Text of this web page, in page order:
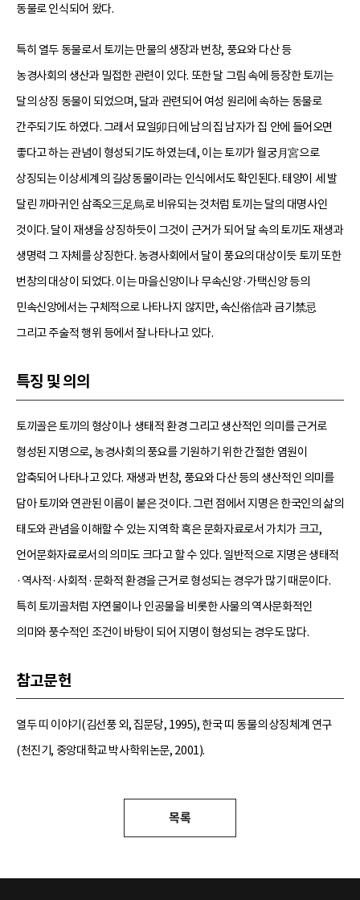
동물로 인식되어 왔다.
특히 열두 동물로서 토끼는 만물의 생장과 번창, 풍요와 다산 등
농경사회의 생산과 밀접한 관련이 있다. 또한 달 그림 속에 등장한 토끼는
달의 상징 동물이 되었으며, 달과 관련되어 여성 원리에 속하는 동물로
간주되기도 하였다. 그래서 묘일卯日에 남의 집 남자가 집 안에 들어오면
좋다고 하는 관념이 형성되기도 하였는데, 이는 토끼가 월궁月宮으로
상징되는 이상세계의 길상동물이라는 인식에서도 확인된다. 태양이 세 발
달린 까마귀인 삼족오三足烏로 비유되는 것처럼 토끼는 달의 대명사인
것이다. 달이 재생을 상징하듯이 그것이 근거가 되어 달 속의 토끼도 재생과
생명력 그 자체를 상징한다. 농경사회에서 달이 풍요의 대상이듯 토끼 또한
번창의 대상이 되었다. 이는 마을신앙이나 무속신앙·가택신앙 등의
민속신앙에서는 구체적으로 나타나지 않지만, 속신俗信과 금기禁忌
그리고 주술적 행위 등에서 잘 나타나고 있다.
특징 및 의의
토끼골은 토끼의 형상이나 생태적 환경 그리고 생산적인 의미를 근거로
형성된 지명으로, 농경사회의 풍요를 기원하기 위한 간절한 염원이
압축되어 나타나고 있다. 재생과 번창, 풍요와 다산 등의 생산적인 의미를
담아 토끼와 연관된 이름이 붙은 것이다. 그런 점에서 지명은 한국인의 삶의
태도와 관념을 이해할 수 있는 지역학 혹은 문화자료로서 가치가 크고,
언어문화자료로서의 의미도 크다고 할 수 있다. 일반적으로 지명은 생태적
·역사적·사회적·문화적 환경을 근거로 형성되는 경우가 많기 때문이다.
특히 토끼골처럼 자연물이나 인공물을 비롯한 사물의 역사문화적인
의미와 풍수적인 조건이 바탕이 되어 지명이 형성되는 경우도 많다.
참고문헌
열두 띠 이야기(김선풍 외, 집문당, 1995), 한국 띠 동물의 상징체계 연구
(천진기, 중앙대학교 박사학위논문, 2001).
목록